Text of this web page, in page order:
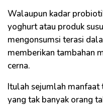
Walaupun kadar
yoghurt atau produk
mengonsumsi terasi
memberikan tambahan
cerna.
Itulah sejumlah manfaat
yang tak banyak orang